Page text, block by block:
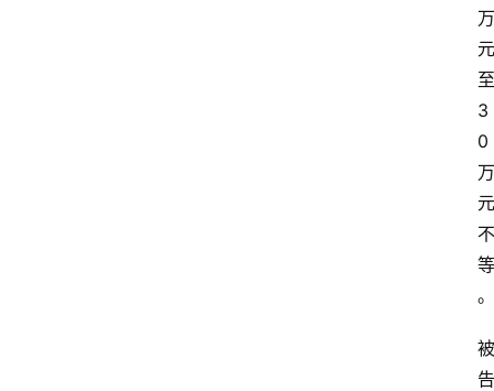
万
元
至
3
0
万
元
不
等
。
被
告